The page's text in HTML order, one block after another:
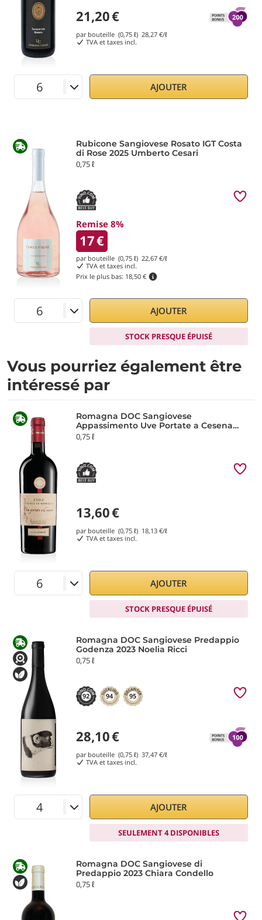
21,20€
par bouteille (0,75 ℓ) 28,27 €/ℓ
TVA et taxes incl.
AJOUTER
Rubicone Sangiovese Rosato IGT Costa
di Rose 2025 Umberto Cesari
0,75 ℓ
Remise 8%
17€
par bouteille (0,75 ℓ) 22,67 €/ℓ
TVA et taxes incl.
Prix le plus bas: 18,50 €
AJOUTER
STOCK PRESQUE ÉPUISÉ
Vous pourriez également être
intéressé par
Romagna DOC Sangiovese
Appassimento Uve Portate a Cesena
2023 Leonardo da Vinci
0,75 ℓ
13,60€
par bouteille (0,75 ℓ) 18,13 €/ℓ
TVA et taxes incl.
AJOUTER
STOCK PRESQUE ÉPUISÉ
Romagna DOC Sangiovese Predappio
Godenza 2023 Noelia Ricci
0,75 ℓ
92 94 95
28,10€
par bouteille (0,75 ℓ) 37,47 €/ℓ
TVA et taxes incl.
AJOUTER
SEULEMENT 4 DISPONIBLES
Romagna DOC Sangiovese di
Predappio 2023 Chiara Condello
0,75 ℓ